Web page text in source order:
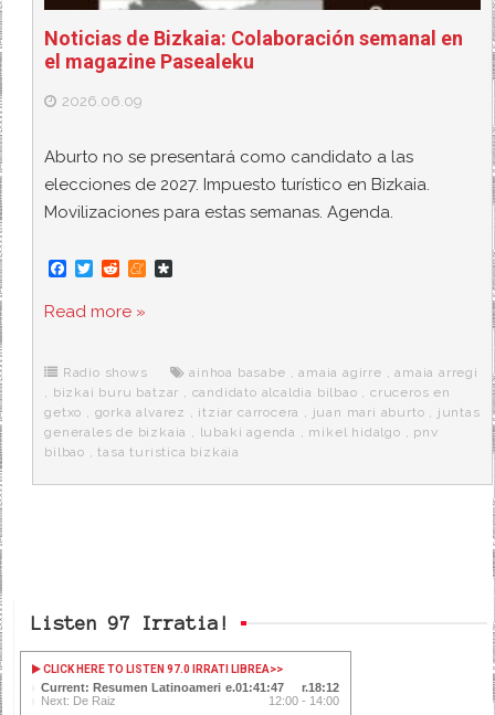
Noticias de Bizkaia: Colaboración semanal en
el magazine Pasealeku
2026.06.09
Aburto no se presentará como candidato a las
elecciones de 2027. Impuesto turístico en Bizkaia.
Movilizaciones para estas semanas. Agenda.
F
c
e
o
k
T
i
t
r
R
d
d
M
e
r
a
Read more »
Radio shows ainhoa basabe ,amaia agirre ,amaia arregi
, bizkai buru batzar , candidato alcaldia bilbao ,cruceros en
getxo , gorka alvarez , itziar carrocera , juan mari aburto , juntas
generales de bizkaia , lubaki agenda , mikel hidalgo , pnv
bilbao ,tasa turistica bizkaia
Listen 97 Irratia!
CLICK HERE TO LISTEN 97.0 IRRATI LIBREA>>
Current: Resumen Latinoamericano01:41:47
18:12
Next: De Raiz
12:00 - 14:00